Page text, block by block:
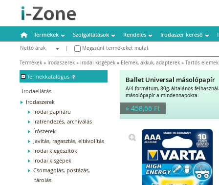
Termékek Szolgáltatások Rendelés Irodaszer kereső
Nettó árak
Megszűnt termékeket mutat
Termékek » Irodaszerek » Irodai kisgépek » Elemek, akkuk, adapterek » Tartós elemek
- Termékkatalógus
Irodaellátás
Irodaszerek
Irodai papíráru
Iratrendezés, archiválás
Írószerek
Javítás, ragasztás, eltávolítás
Irodai kiegészítők
Irodai kisgépek
Csomagolás, postázás,
tárolás
Ballet Universal másolópapír
A/4 formátum, 80g, általános
másolópapír a mindennapokra.
» 458,66 Ft